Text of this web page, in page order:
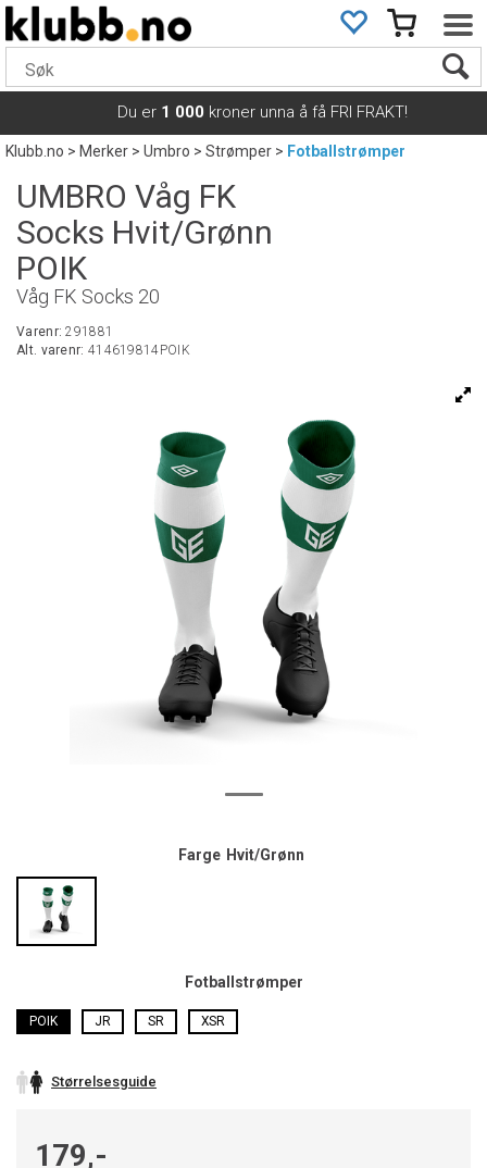
Du er 1 000 kroner unna å få FRI FRAKT!
Klubb.no>Merker>Umbro>Strømper> Fotballstrømper
UMBRO Våg FK
Socks Hvit/Grønn
POIK
Våg FK Socks 20
Varenr:291881
Alt. varenr: 414619814POIK
Farge Hvit/Grønn
Fotballstrømper
POIK JR SR XSR
Størrelsesguide
179,-